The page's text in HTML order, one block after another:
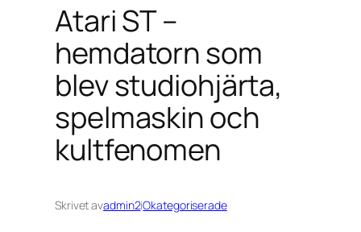
Atari ST –
hemdatorn som
blev studiohjärta,
spelmaskin och
kultfenomen
Skrivet avadmin2iOkategoriserade